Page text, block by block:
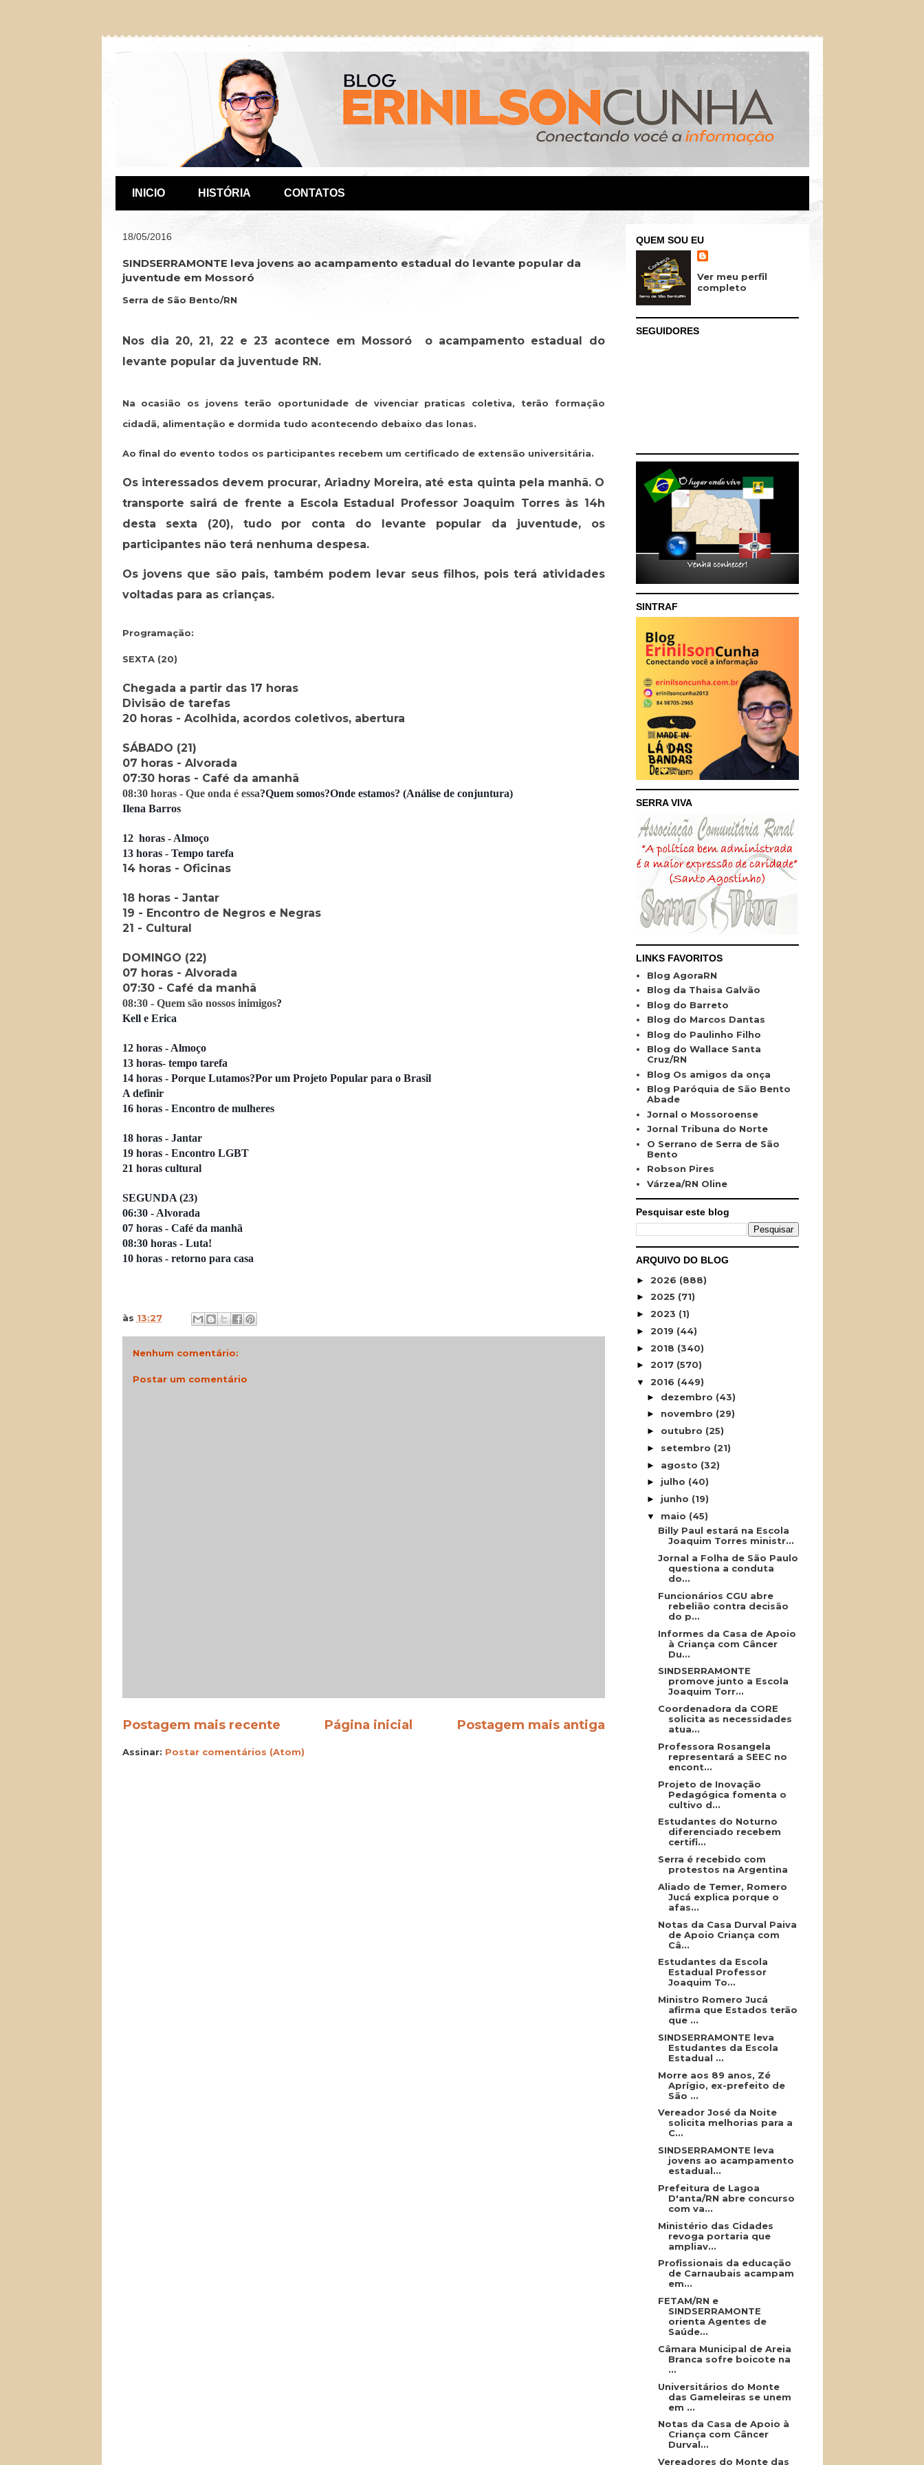
INICIO HISTÓRIA CONTATOS
18/05/2016
SINDSERRAMONTE leva jovens ao acampamento estadual do levante popular da
juventude em Mossoró
Serra de São Bento/RN
Nos dia 20, 21, 22 e 23 acontece em Mossoró o acampamento estadual do
levante popular da juventude RN.
Na ocasião os jovens terão oportunidade de vivenciar praticas coletiva, terão formação
cidadã, alimentação e dormida tudo acontecendo debaixo das lonas.
Ao final do evento todos os participantes recebem um certificado de extensão universitária.
Os interessados devem procurar, Ariadny Moreira, até esta quinta pela manhã. O
transporte sairá de frente a Escola Estadual Professor Joaquim Torres às 14h
desta sexta (20), tudo por conta do levante popular da juventude, os
participantes não terá nenhuma despesa.
Os jovens que são pais, também podem levar seus filhos, pois terá atividades
voltadas para as crianças.
Programação:
SEXTA (20)
Chegada a partir das 17 horas
Divisão de tarefas
20 horas - Acolhida, acordos coletivos, abertura
SÁBADO (21)
07 horas - Alvorada
07:30 horas - Café da amanhã
08:30 horas - Que onda é essa?Quem somos?Onde estamos? (Análise de conjuntura)
Ilena Barros
12 horas - Almoço
13 horas - Tempo tarefa
14 horas - Oficinas
18 horas - Jantar
19 - Encontro de Negros e Negras
21 - Cultural
DOMINGO (22)
07 horas - Alvorada
07:30 - Café da manhã
08:30 - Quem são nossos inimigos?
Kell e Erica
12 horas - Almoço
13 horas- tempo tarefa
14 horas - Porque Lutamos?Por um Projeto Popular para o Brasil
A definir
16 horas - Encontro de mulheres
18 horas - Jantar
19 horas - Encontro LGBT
21 horas cultural
SEGUNDA (23)
06:30 - Alvorada
07 horas - Café da manhã
08:30 horas - Luta!
10 horas - retorno para casa
às 13:27
Nenhum comentário:
Postar um comentário
Postagem mais recente Postagem mais antiga
Página inicial
Assinar: Postar comentários (Atom)
QUEM SOU EU
Ver meu perfil
completo
SEGUIDORES
SINTRAF
SERRA VIVA
LINKS FAVORITOS
Blog AgoraRN
Blog da Thaisa Galvão
Blog do Barreto
Blog do Marcos Dantas
Blog do Paulinho Filho
Blog do Wallace Santa
Cruz/RN
Blog Os amigos da onça
Blog Paróquia de São Bento
Abade
Jornal o Mossoroense
Jornal Tribuna do Norte
O Serrano de Serra de São
Bento
Robson Pires
Várzea/RN Oline
Pesquisar este blog
ARQUIVO DO BLOG
► 2026 (888)
► 2025 (71)
► 2023 (1)
► 2019 (44)
► 2018 (340)
► 2017 (570)
▼ 2016 (449)
► dezembro (43)
► novembro (29)
► outubro (25)
► setembro (21)
► agosto (32)
► julho (40)
► junho (19)
▼ maio (45)
Billy Paul estará na Escola
Joaquim Torres ministr...
Jornal a Folha de São Paulo
questiona a conduta
do...
Funcionários CGU abre
rebelião contra decisão
do p...
Informes da Casa de Apoio
à Criança com Câncer
Du...
SINDSERRAMONTE
promove junto a Escola
Joaquim Torr...
Coordenadora da CORE
solicita as necessidades
atua...
Professora Rosangela
representará a SEEC no
encont...
Projeto de Inovação
Pedagógica fomenta o
cultivo d...
Estudantes do Noturno
diferenciado recebem
certifi...
Serra é recebido com
protestos na Argentina
Aliado de Temer, Romero
Jucá explica porque o
afas...
Notas da Casa Durval Paiva
de Apoio Criança com
Câ...
Estudantes da Escola
Estadual Professor
Joaquim To...
Ministro Romero Jucá
afirma que Estados terão
que ...
SINDSERRAMONTE leva
Estudantes da Escola
Estadual ...
Morre aos 89 anos, Zé
Aprígio, ex-prefeito de
São ...
Vereador José da Noite
solicita melhorias para a
C...
SINDSERRAMONTE leva
jovens ao acampamento
estadual...
Prefeitura de Lagoa
D'anta/RN abre concurso
com va...
Ministério das Cidades
revoga portaria que
ampliav...
Profissionais da educação
de Carnaubais acampam
em...
FETAM/RN e
SINDSERRAMONTE
orienta Agentes de
Saúde...
Câmara Municipal de Areia
Branca sofre boicote na
...
Universitários do Monte
das Gameleiras se unem
em ...
Notas da Casa de Apoio à
Criança com Câncer
Durval...
Vereadores do Monte das